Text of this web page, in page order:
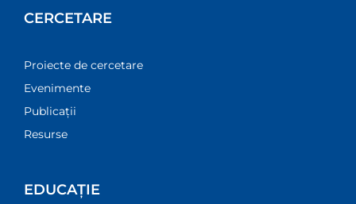
CERCETARE
Proiecte de cercetare
Evenimente
Publicații
Resurse
EDUCAȚIE